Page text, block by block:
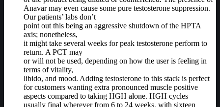
Anavar may even cause some pure testosterone suppression.
Our patients’ labs don’t
point out this being an aggressive shutdown of the HPTA
axis; nonetheless,
it might take several weeks for peak testosterone perform to
return. A PCT may
or will not be used, depending on how the user is feeling in
terms of vitality,
libido, and mood. Adding testosterone to this stack is perfect
for customers wanting extra pronounced muscle positive
aspects compared to taking HGH alone. HGH cycles
usually final wherever from 6 to 24 weeks, with sixteen